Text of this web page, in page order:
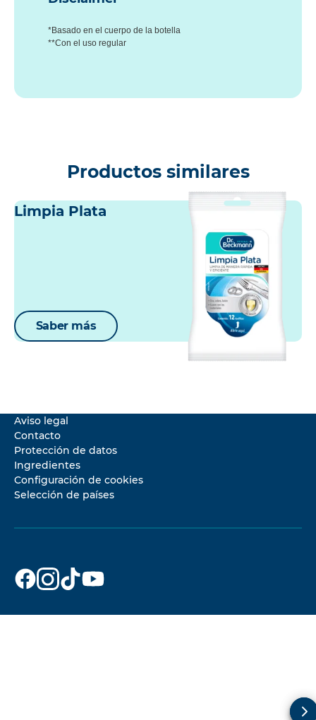
*Basado en el cuerpo de la botella
**Con el uso regular
Productos similares
Limpia Plata
Saber más
Aviso legal
Contacto
Protección de datos
Ingredientes
Configuración de cookies
Selección de países
Dr.Beckmann
en
Dr.Beckmann
en
Dr.Beckmann
en
Dr.Beckmann